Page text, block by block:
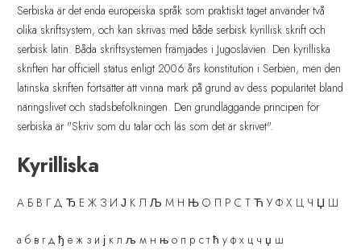
Serbiska är det enda europeiska språk som praktiskt taget använder två
olika skriftsystem, och kan skrivas med både serbisk kyrillisk skrift och
serbisk latin. Båda skriftsystemen främjades i Jugoslavien. Den kyrilliska
skriften har officiell status enligt 2006 års konstitution i Serbien, men den
latinska skriften fortsätter att vinna mark på grund av dess popularitet bland
näringslivet och stadsbefolkningen. Den grundläggande principen för
serbiska är "Skriv som du talar och läs som det är skrivet".
Kyrilliska
А Б В Г Д Ђ Е Ж З И Ј К Л Љ М Н Њ О П Р С Т Ћ У Ф Х Ц Ч Џ Ш
а б в г д ђ е ж з и ј к л љ м н њ о п р с т ћ у ф х ц ч џ ш